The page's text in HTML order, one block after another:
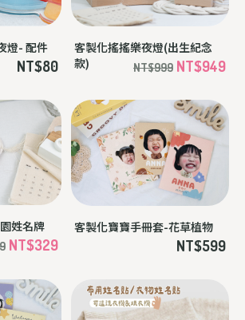
燈- 配件
NT$80
客製化搖搖樂夜燈(出生紀念
款)
NT$999 NT$949
姓名牌
NT$329
客製化寶寶手冊套-花草植物
NT$599